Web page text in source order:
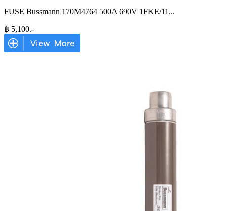
FUSE Bussmann 170M4764 500A 690V 1FKE/11 ...
฿ 5,100.-